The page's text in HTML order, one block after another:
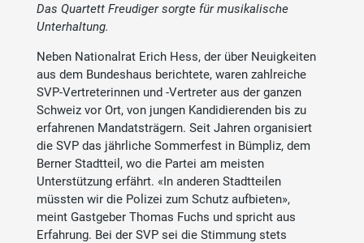
Das Quartett Freudiger sorgte für musikalische
Unterhaltung.
Neben Nationalrat Erich Hess, der über Neuigkeiten
aus dem Bundeshaus berichtete, waren zahlreiche
SVP-Vertreterinnen und -Vertreter aus der ganzen
Schweiz vor Ort, von jungen Kandidierenden bis zu
erfahrenen Mandatsträgern. Seit Jahren organisiert
die SVP das jährliche Sommerfest in Bümpliz, dem
Berner Stadtteil, wo die Partei am meisten
Unterstützung erfährt. «In anderen Stadtteilen
müssten wir die Polizei zum Schutz aufbieten»,
meint Gastgeber Thomas Fuchs und spricht aus
Erfahrung. Bei der SVP sei die Stimmung stets